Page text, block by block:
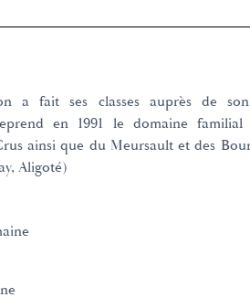
a fait ses classes auprès de
en 1991 le domaine
ainsi que du Meursault et des
Aligoté)